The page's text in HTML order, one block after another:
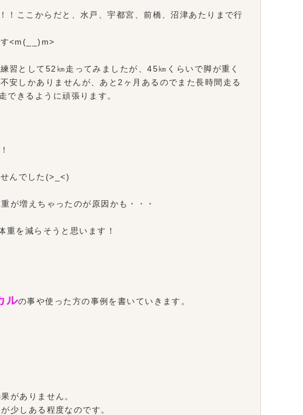
！ここからだと、水戸、宇都宮、前橋、沼津あたりまで行
<m(__)m>
習として52㎞走ってみましたが、45㎞くらいで脚が重く
安しかありませんが、あと2ヶ月あるのでまた長時間走る
できるように頑張ります。
んでした(>_<)
が増えちゃったのが原因かも・・・
重を減らそうと思います！
ルの事や使った方の事例を書いていきます。
がありません。
少しある程度なのです。